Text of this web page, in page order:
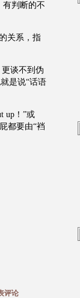
有判断的不
关系，指
谈不到伪
是说“话语
up！”或
都要由“裆
评论